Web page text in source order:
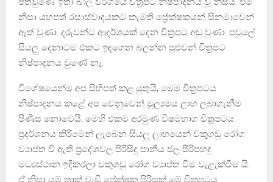
නිසා යහපත් රසාස්වාදයකට කැමති ප්‍රේක්ෂකයන් සිනමාවෙන්
ඈත් වුණා. දරුවන්ට ආදර්ශයක් දෙන චිත්‍රපට අඩු වුණා. පවුලේ
සියලු දෙනාටම එකට ඉඳගෙන බලන්න පුළුවන් චිත්‍රපට
නිෂ්පාදනය වුණේ නෑ.
විශේෂයෙන්ම අප සිහිපත් කළ යුතුයි, මෙම චිත්‍රපටය
නිෂ්පාදනය කළේ අප වෙනුවෙන් මූල්‍යමය ලාභ ලබාගැනීම
පිණිස නොවෙයි. මෙහි එකම අරමුණ විෂමභාග චිත්‍රපටය
ප්‍රදර්ශනය කිරීමෙන් ලැබෙන සියලු ලාභයෙන් වකුගඩු රෝග
ව්‍යාප්ත වී ඇති ප්‍රදේශවල පිරිසිදු පානීය ජල පිරිපහදු
මධ්‍යස්ථාන ඉදිකරලා වකුගඩු රෝග ව්‍යාප්ත වීම වැළැක්වීම යි.
ඒ නිසා යම් තාක් වැඩි ප්‍රේක්ෂක පිරිසක් මේ චිත්‍රපටය